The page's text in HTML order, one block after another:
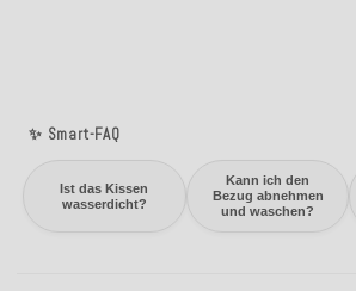
✨ Smart-FAQ
Ist das Kissen
wasserdicht?
Kann ich den
Bezug abnehmen
und waschen?